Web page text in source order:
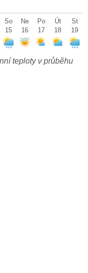
So
15
Ne
16
Po
17
Út
18
St
19
teploty v průběhu